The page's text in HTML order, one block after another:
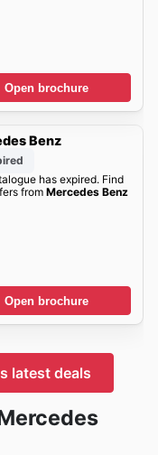
Open brochure
Benz
has expired. Find
from Mercedes Benz
Open brochure
latest deals